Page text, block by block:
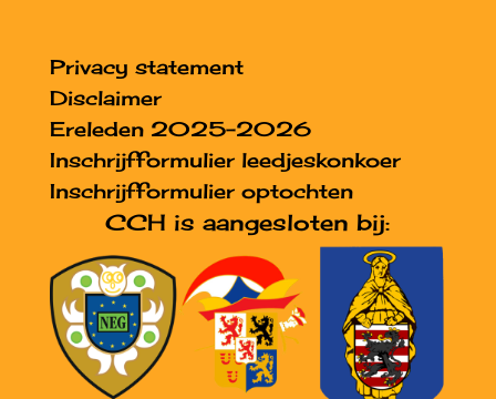
Privacy statement
Disclaimer
Ereleden 2025-2026
Inschrijfformulier leedjeskonkoer
Inschrijfformulier optochten
CCH is aangesloten bij: